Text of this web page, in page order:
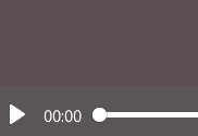
00:00